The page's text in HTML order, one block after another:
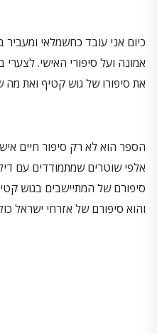
כיום אני עובד כחשמלאי
אמונה ועל סיפורי האישי.
את סיפורו של גוש קטיף ואת
הספר הוא לא רק סיפור חיים
אלפי שוטרים שמתמודדים עם
סיפורם של המתיישבים בגוש
והוא סיפורם של אזרחי ישראל